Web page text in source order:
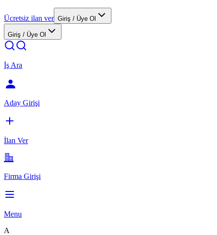
Ücretsiz ilan ver Giriş / Üye Ol
Giriş / Üye Ol
İş Ara
Aday Girişi
İlan Ver
Firma Girişi
Menu
A